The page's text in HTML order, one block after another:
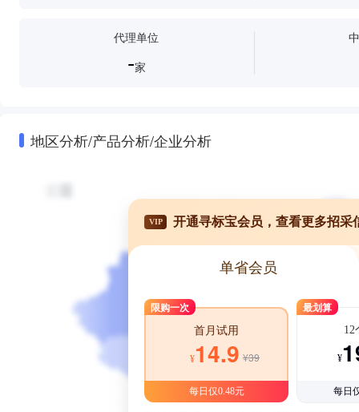
代理单位
-家
地区分析/产品分析/企业分析
VIP 开通寻标宝会员，查看更多招采
单省会员
限购一次
首月试用
¥14.9 ¥39
每日仅0.48元
最划算
12
¥
每日